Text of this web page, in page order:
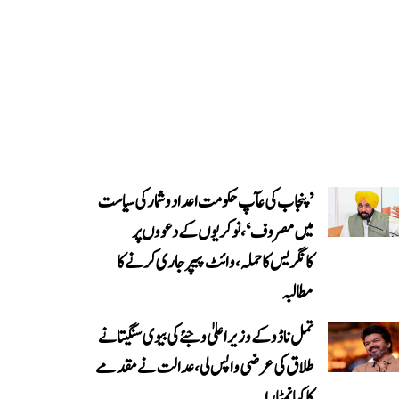
’پنجاب کی عآپ حکومت اعداد و شمار کی سیاست
میں مصروف‘، نوکریوں کے دعووں پر
کانگریس کا حملہ، وائٹ پیپر جاری کرنے کا
مطالبہ
تمل ناڈو کے وزیر اعلیٰ وجئے کی بیوی سنگیتا نے
طلاق کی عرضی واپس لی، عدالت نے مقدمے